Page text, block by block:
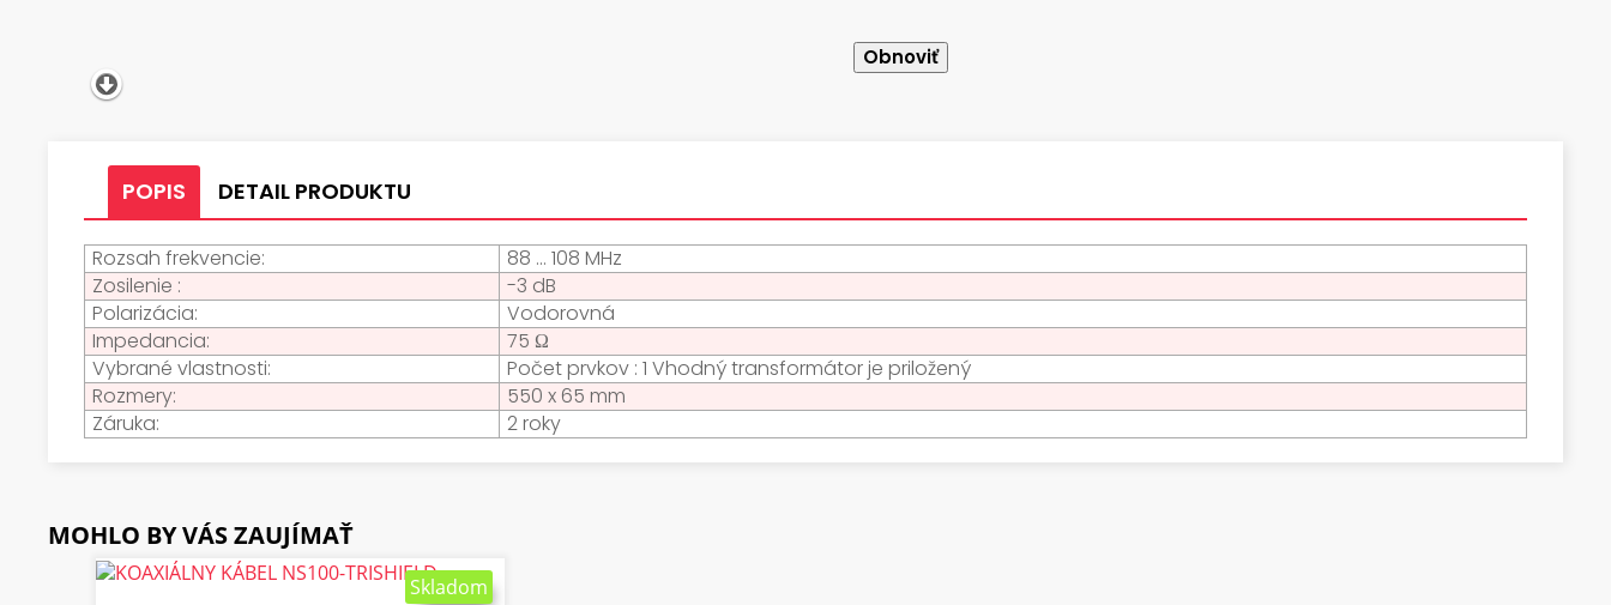
POPIS DETAIL PRODUKTU
Rozsah frekvencie:
88 ... 108 MHz
Zosilenie :
-3 dB
Polarizácia:
Vodorovná
Impedancia:
75 Ω
Vybrané vlastnosti:
Počet prvkov : 1 Vhodný transformátor je priložený
Rozmery:
550 x 65 mm
Záruka:
2 roky
MOHLO BY VÁS ZAUJÍMAŤ
VLOŽIŤ DO KOŠÍKA
Skladom